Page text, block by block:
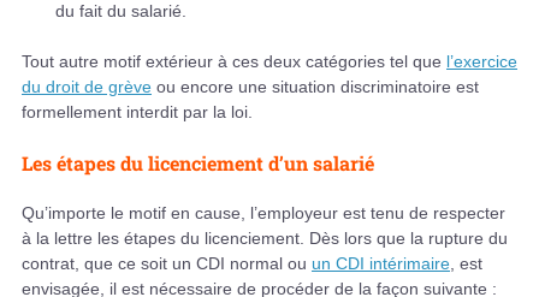
du fait du salarié.
Tout autre motif extérieur à ces deux catégories tel que l’exercice
du droit de grève ou encore une situation discriminatoire est
formellement interdit par la loi.
Les étapes du licenciement d’un salarié
Qu’importe le motif en cause, l’employeur est tenu de respecter
à la lettre les étapes du licenciement. Dès lors que la rupture du
contrat, que ce soit un CDI normal ou un CDI intérimaire , est
envisagée, il est nécessaire de procéder de la façon suivante :